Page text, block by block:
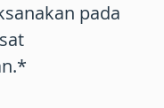
pada